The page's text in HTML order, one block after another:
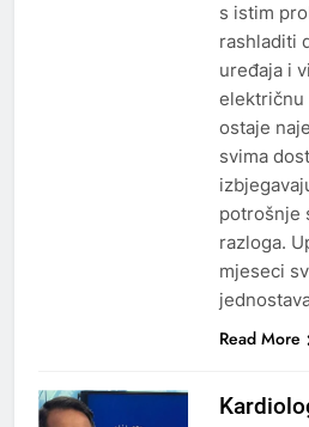
s istim
rashladiti
uređaja i
električnu
ostaje
svima
potrošnje
razloga.
mjeseci
Read More